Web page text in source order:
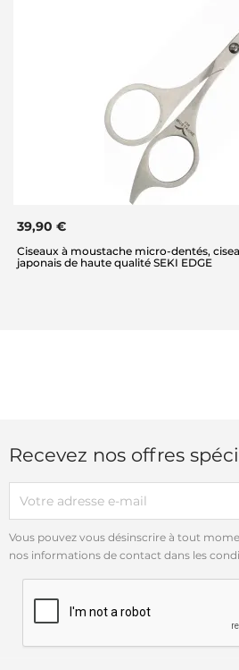
39,90 €
Ciseaux à moustache micro-dentés,
japonais de haute qualité SEKI EDGE
Recevez nos offres
Vous pouvez vous désinscrire à tout
nos informations de contact dans les